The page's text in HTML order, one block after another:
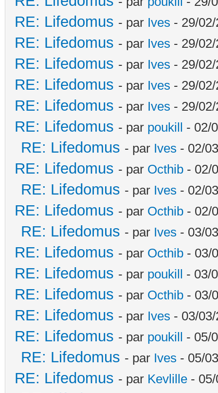
RE: Lifedomus - par Ives - 29/
RE: Lifedomus - par Ives - 29/
RE: Lifedomus - par Ives - 29/
RE: Lifedomus - par Ives - 29/
RE: Lifedomus - par Ives - 29/
RE: Lifedomus - par poukill - 02/
RE: Lifedomus - par Ives - 02/
RE: Lifedomus - par Octhib - 02/
RE: Lifedomus - par Ives - 02/
RE: Lifedomus - par Octhib - 02/
RE: Lifedomus - par Ives - 03/
RE: Lifedomus - par Octhib - 03/
RE: Lifedomus - par poukill - 03/
RE: Lifedomus - par Octhib - 03/
RE: Lifedomus - par Ives - 03/
RE: Lifedomus - par poukill - 05/
RE: Lifedomus - par Ives - 05/
RE: Lifedomus - par Kevlille -